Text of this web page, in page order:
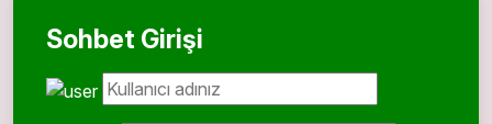
Sohbet Girişi